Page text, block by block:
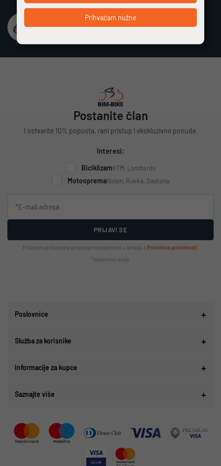
Postanite član
I ostvarite 10% popusta, rani pristup i ekskluzivne ponude.
Interesi:
BiciklizamKTM, Lombardo
MotoopremaNolan, Rukka, Daytona
PRIJAVI SE
Prijavom prihvaćate primanje newslettera u skladu s Pravilima privatnosti
*obavezno polje
Poslovnice
Služba za korisnike
Informacije za kupce
Saznajte više
Prihvaćam nužne